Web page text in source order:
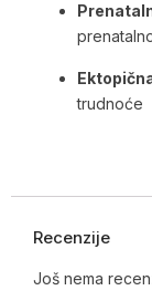
trudnoće
Recenzije
Još nema